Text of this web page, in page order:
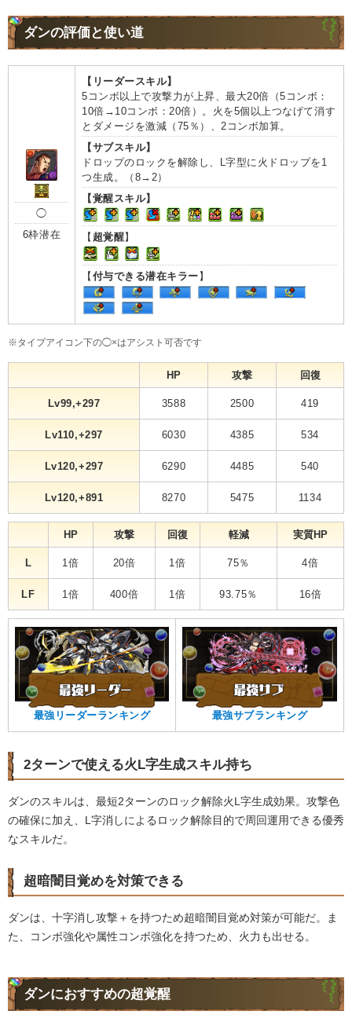
ダンの評価と使い道
◯
6枠潜在
【リーダースキル】
5コンボ以上で攻撃力が上昇、最大20倍（5コンボ：
10倍→10コンボ：20倍）。火を5個以上つなげて消す
とダメージを激減（75％）、2コンボ加算。
【サブスキル】
ドロップのロックを解除し、L字型に火ドロップを1
つ生成。（8→2）
【覚醒スキル】
【 超覚醒】
【 付与できる潜在キラー 】
※タイプアイコン下の◯×はアシスト可否です
HP 攻撃 回復
Lv99,+297 3588 2500 419
Lv110,+297 6030 4385 534
Lv120,+297 6290 4485 540
Lv120,+891 8270 5475 1134
HP 攻撃 回復 軽減 実質HP
L 1倍 20倍 1倍 75％ 4倍
LF 1倍 400倍 1倍 93.75％ 16倍
最強リーダーランキング 最強サブランキング
2ターンで使える火L字生成スキル持ち
ダンのスキルは、最短2ターンのロック解除火L字生成効果。攻撃色
の確保に加え、L字消しによるロック解除目的で周回運用できる優秀
なスキルだ。
超暗闇目覚めを対策できる
ダンは、十字消し攻撃＋を持つため超暗闇目覚め対策が可能だ。ま
た、コンボ強化や属性コンボ強化を持つため、火力も出せる。
ダンにおすすめの超覚醒